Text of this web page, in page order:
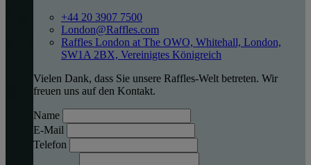
+44 20 3907 7500
London@Raffles.com
Raffles London at The OWO, Whitehall, London,
SW1A 2BX, Vereinigtes Königreich
Vielen Dank, dass Sie unsere Raffles-Welt betreten. Wir
freuen uns auf den Kontakt.
Name
E-Mail
Telefon